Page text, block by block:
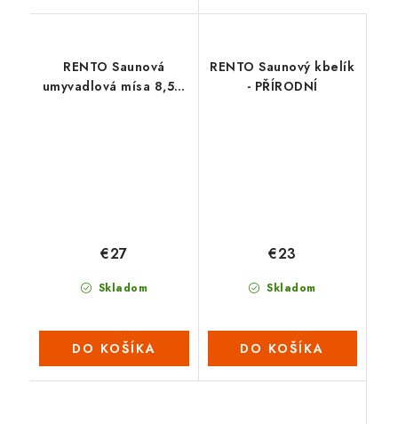
RENTO Saunová
umyvadlová mísa 8,5 L
Skladom
€27
DO KOŠÍKA
RENTO Saunový kbelík
- PŘÍRODNÍ
Skladom
€23
DO KOŠÍKA